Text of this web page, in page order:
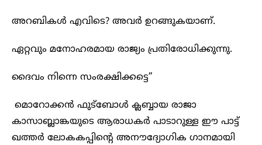
അറബികൾ എവിടെ? അവർ ഉറങ്ങുകയാണ്.
ഏറ്റവും മനോഹരമായ രാജ്യം പ്രതിരോധിക്കുന്നു.
ദൈവം നിന്നെ സംരക്ഷിക്കട്ടെ”
മൊറോക്കൻ ഫുട്ബോൾ ക്ലബ്ബായ രാജാ
കാസാബ്ലാങ്കയുടെ ആരാധകർ പാടാറുള്ള ഈ പാട്ട്
ഖത്തർ ലോകകപ്പിന്റെ അനൗ​ദ്യോ​ഗിക ഗാനമായി